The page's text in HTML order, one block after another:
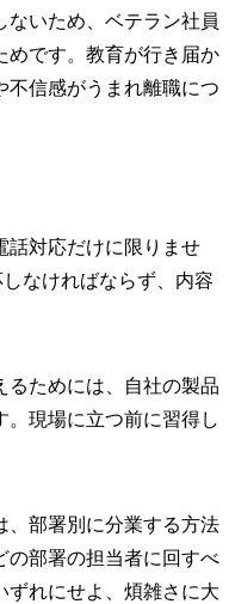
ないため、ベテラン社員
めです。教育が行き届か
不信感がうまれ離職につ
話対応だけに限りませ
なければならず、内容
るためには、自社の製品
。現場に立つ前に習得し
、部署別に分業する方法
の部署の担当者に回すべ
ずれにせよ、煩雑さに大